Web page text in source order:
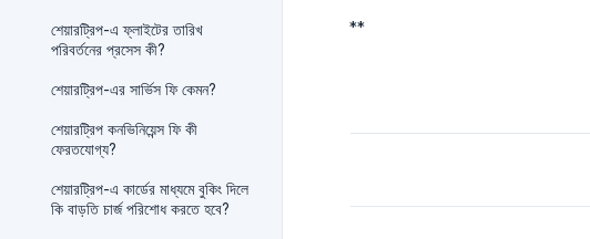
শেয়ারট্রিপ-এ ফ্লাইটের তারিখ
পরিবর্তনের প্রসেস কী?
শেয়ারট্রিপ-এর সার্ভিস ফি কেমন?
শেয়ারট্রিপ কনভিনিয়েন্স ফি কী
ফেরতযোগ্য?
শেয়ারট্রিপ-এ কার্ডের মাধ্যমে বুকিং দিলে
কি বাড়তি চার্জ পরিশোধ করতে হবে?
**